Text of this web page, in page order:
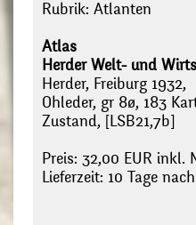
Rubrik: Atlanten
Atlas
Herder Welt- und
Herder, Freiburg 1932,
Ohleder, gr 8ø, 183
Zustand, [LSB21,7b]
Preis: 32,00 EUR inkl.
Lieferzeit: 10 Tage